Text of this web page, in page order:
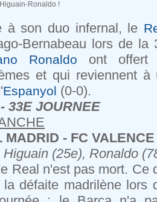
à son duo infernal, le
Bernabeau lors de
Ronaldo ont offert
et qui reviennent
Espanyol (0-0).
33E JOURNEE
MADRID - FC
(25e), Ronaldo
Real n'est pas mort. Ce
la défaite madrilène